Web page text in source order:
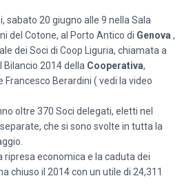
sabato 20 giugno alle 9 nella Sala
del Cotone, al Porto Antico di Genova ,
dei Soci di Coop Liguria, chiamata a
2014 della Cooperativa,
Berardini ( vedi la video
oltre 370 Soci delegati, eletti nel
che si sono svolte in tutta la
ripresa economica e la caduta dei
chiuso il 2014 con un utile di 24,311